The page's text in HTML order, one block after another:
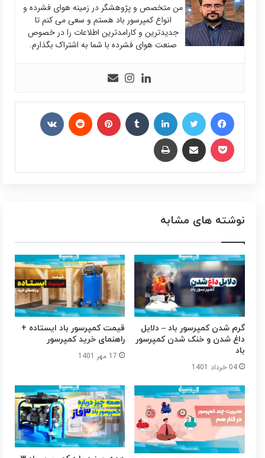
من متخصص و پژوهشگر در زمینه هوای فشرده و
انواع کمپرسور باد هستم و سعی می کنم تا
جدیدترین و کارامدترین اطلاعات را در خصوص
صنعت هوای فشرده با شما به اشتراک بگذارم.
فیس بوک توییتر لینکدین ‫تامبلر ‫پین‌ترست ‫رددیت
پاکت اشتراک گذاری از طریق ایمیل چاپ
نوشته های مشابه
گرم شدن کمپرسور باد – دلایل
داغ شدن و خنک شدن کمپرسور
باد
04 خرداد 1401
قیمت کمپرسور باد ایستاده +
راهنمای خرید کمپرسور
17 مهر 1401